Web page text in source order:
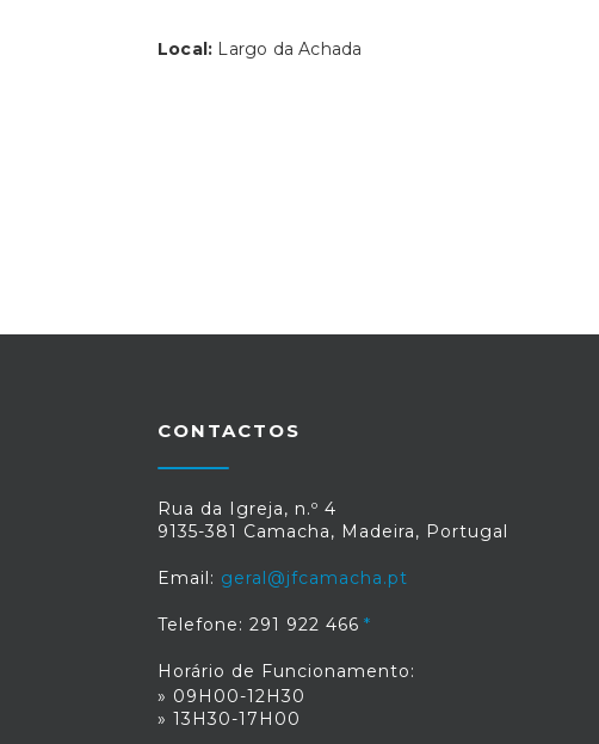
Local: Largo da Achada
CONTACTOS
Rua da Igreja, n.º 4
9135-381 Camacha, Madeira, Portugal
Email: geral@jfcamacha.pt
Telefone: 291 922 466
Horário de Funcionamento:
» 09H00-12H30
» 13H30-17H00